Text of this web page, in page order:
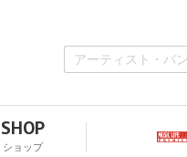
SHOP
ショップ